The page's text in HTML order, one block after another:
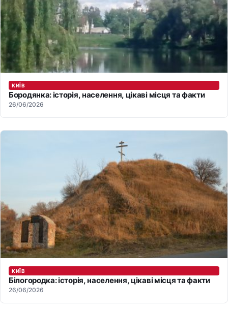
КИЇВ
Бородянка: історія, населення, цікаві місця та факти
26/06/2026
КИЇВ
Білогородка: історія, населення, цікаві місця та факти
26/06/2026